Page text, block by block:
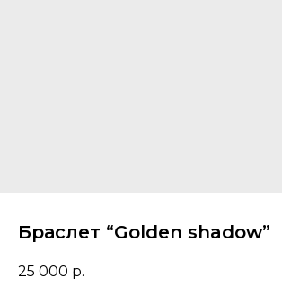
Браслет “Golden shadow”
25 000 р.